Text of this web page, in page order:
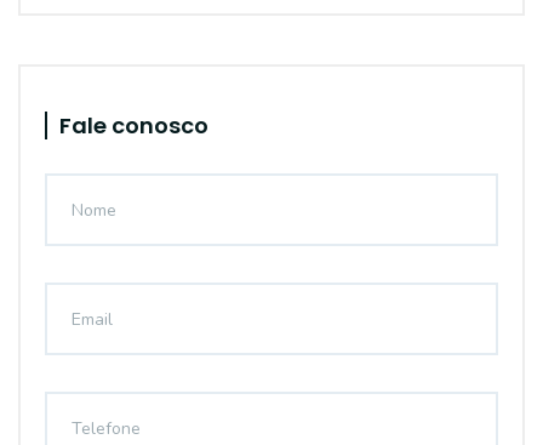
Fale conosco